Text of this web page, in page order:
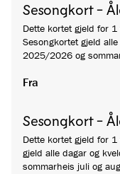
Sesongkort -
Dette kortet gjeld for
Sesongkortet gjeld
2025/2026 og
Fra
Sesongkort -
Dette kortet gjeld for
gjeld alle dagar og
sommarheis juli og